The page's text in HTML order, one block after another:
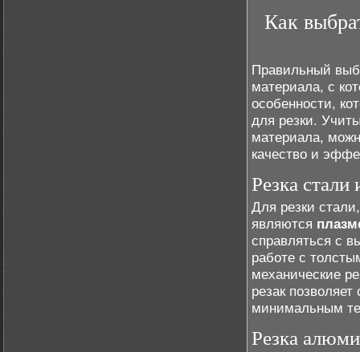
Как
Правильный
материала, с
особенности,
для резки.
материала,
качество и
Резка
Для резки
являются
справляться с
работе с
механические
резак
минимальным
Резка